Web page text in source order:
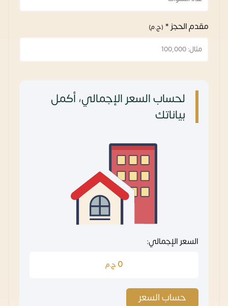
مقدم الحجز * (ج.م)
لحساب السعر الإجمالي، أكمل
بياناتك
السعر الإجمالي:
0 ج.م
حساب السعر